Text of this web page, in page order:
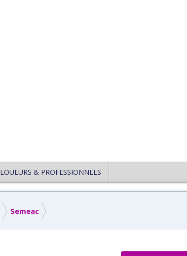
LOUEURS & PROFESSIONNELS
Semeac